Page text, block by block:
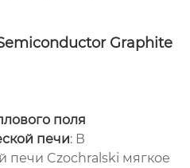
Graphite
поля
печи: В
печи Czochralski мягкое